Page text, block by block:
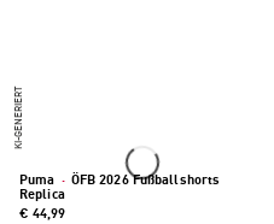
KI-GENERIERT
Puma · ÖFB 2026 Fußballshorts
Replica
€ 44,99